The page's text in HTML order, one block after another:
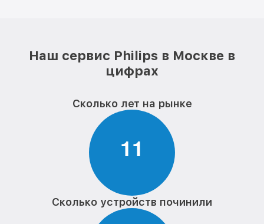
Наш сервис Philips в Москве в
цифрах
Сколько лет на рынке
11
Сколько устройств починили